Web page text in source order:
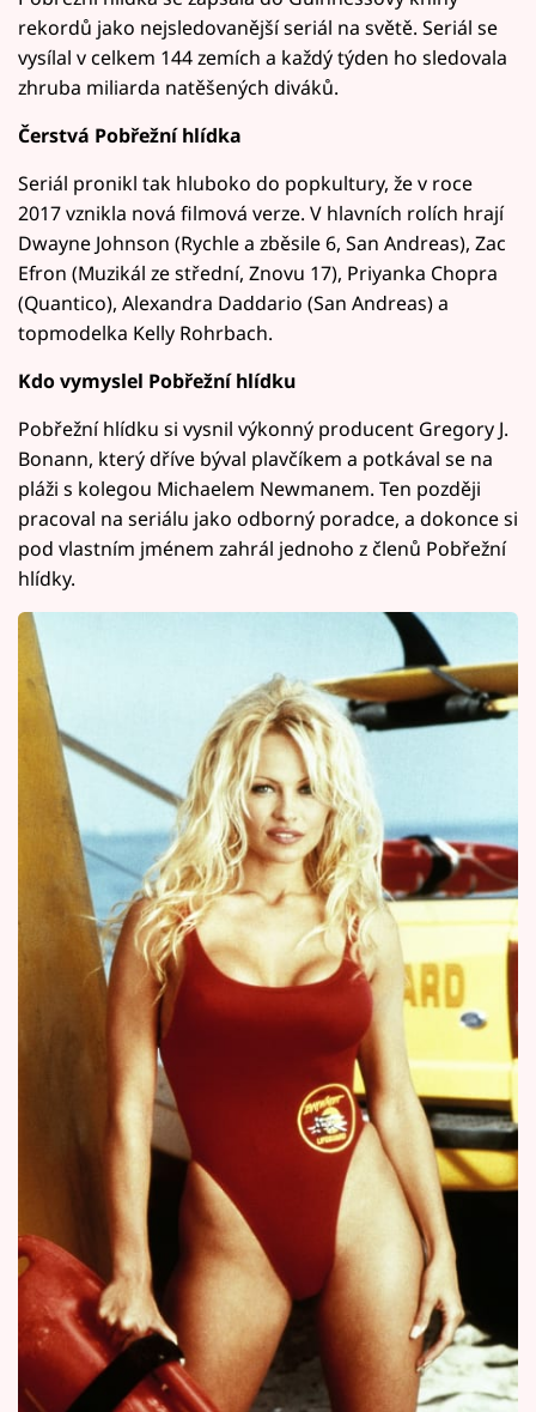
rekordů jako nejsledovanější seriál na světě. Seriál se
vysílal v celkem 144 zemích a každý týden ho sledovala
zhruba miliarda natěšených diváků.
Čerstvá Pobřežní hlídka
Seriál pronikl tak hluboko do popkultury, že v roce
2017 vznikla nová filmová verze. V hlavních rolích hrají
Dwayne Johnson (Rychle a zběsile 6, San Andreas), Zac
Efron (Muzikál ze střední, Znovu 17), Priyanka Chopra
(Quantico), Alexandra Daddario (San Andreas) a
topmodelka Kelly Rohrbach.
Kdo vymyslel Pobřežní hlídku
Pobřežní hlídku si vysnil výkonný producent Gregory J.
Bonann, který dříve býval plavčíkem a potkával se na
pláži s kolegou Michaelem Newmanem. Ten později
pracoval na seriálu jako odborný poradce, a dokonce si
pod vlastním jménem zahrál jednoho z členů Pobřežní
hlídky.